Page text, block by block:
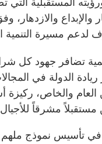
والإبداع
مسيرة التنمية
تضافر جهود كل
ريادة الدولة في
العام والخاص،
مشرقاً للأجيال
تأسيس نموذج ملهم